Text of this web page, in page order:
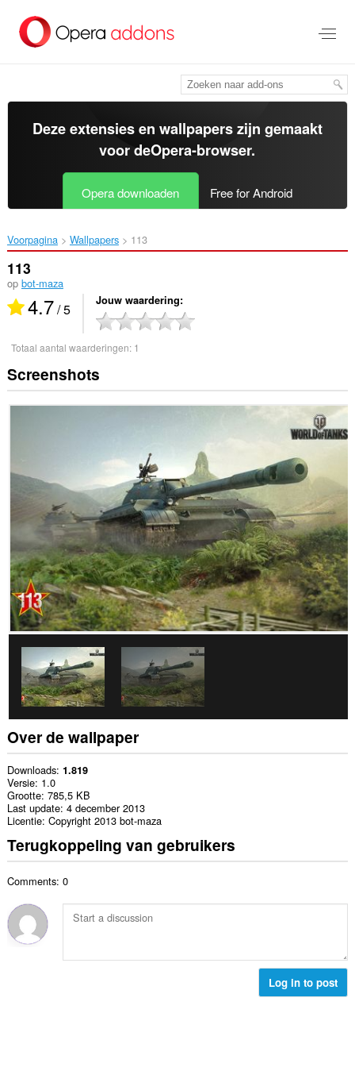
tekst
springen
Deze extensies en wallpapers zijn gemaakt
voor deOpera-browser.
Opera downloaden Free for Android
Voorpagina Wallpapers 113‎
113
op bot-maza
4.7/ 5 Jouw waardering
Totaal aantal waarderingen: 1
Screenshots
Over de wallpaper
Downloads 1.819
Versie 1.0
Grootte 785,5 KB
Last update 4 december 2013
Licentie Copyright 2013 bot-maza
Terugkoppeling van gebruikers
Comments: 0
Log in to post